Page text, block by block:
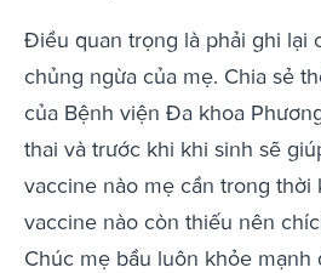
Điều quan trọng là phải ghi lại
chủng ngừa của mẹ. Chia sẻ
của Bệnh viện Đa khoa
thai và trước khi khi sinh sẽ
vaccine nào mẹ cần trong thời
vaccine nào còn thiếu nên
Chúc mẹ bầu luôn khỏe mạnh